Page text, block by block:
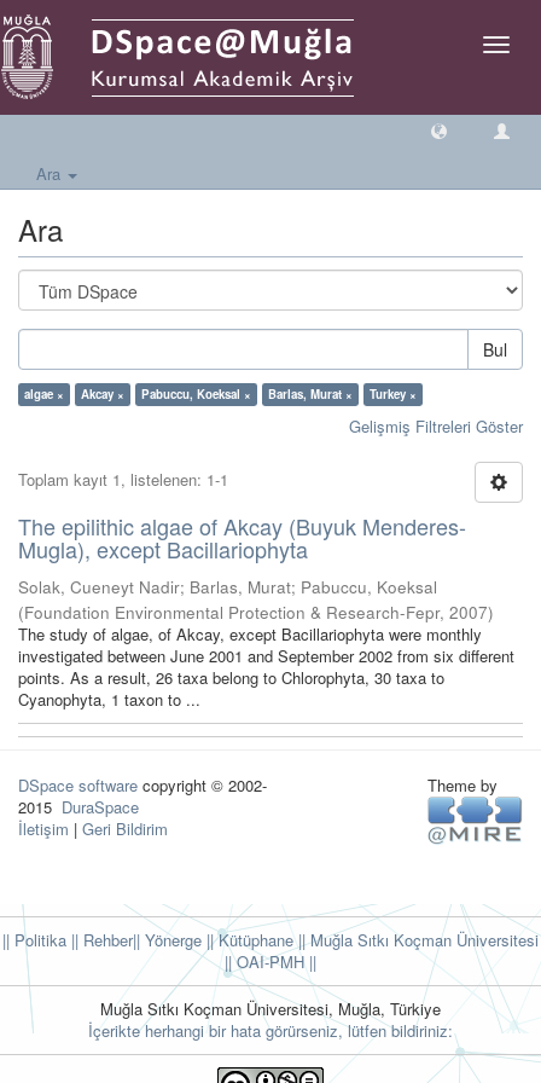
Geçiş
Ara
Ara
Bul
algae × Akcay × Pabuccu, Koeksal × Barlas, Murat × Turkey ×
Gelişmiş Filtreleri Göster
Toplam kayıt 1, listelenen: 1-1
The epilithic algae of Akcay (Buyuk Menderes-
Mugla), except Bacillariophyta
Solak, Cueneyt Nadir; Barlas, Murat; Pabuccu, Koeksal
(Foundation Environmental Protection & Research-Fepr, 2007)
The study of algae, of Akcay, except Bacillariophyta were monthly
investigated between June 2001 and September 2002 from six different
points. As a result, 26 taxa belong to Chlorophyta, 30 taxa to
Cyanophyta, 1 taxon to ...
DSpace software copyright © 2002-
2015 DuraSpace
İletişim | Geri Bildirim
Theme by
|| Politika || Rehber|| Yönerge || Kütüphane|| Muğla Sıtkı Koçman Üniversitesi
||OAI-PMH ||
Muğla Sıtkı Koçman Üniversitesi, Muğla, Türkiye
İçerikte herhangi bir hata görürseniz, lütfen bildiriniz: